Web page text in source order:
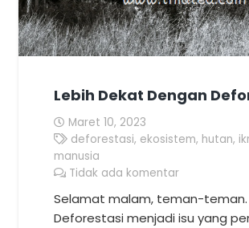
Lebih Dekat Dengan
Maret 10, 2023
deforestasi, ekosistem, hutan,
manusia
Tidak ada komentar
Selamat malam, teman-teman.
Deforestasi menjadi isu yang